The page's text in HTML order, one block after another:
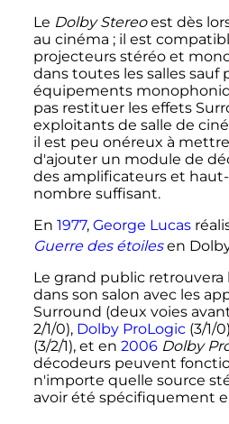
Le Dolby Stereoest dès
au cinéma ; il est
projecteurs stéréo et
dans toutes les salles sauf
équipements
pas restituer les effets
exploitants de salle de
il est peu onéreux à
d'ajouter un module de
des amplificateurs et
nombre suffisant.
En 1977, George Lucas
Guerre des étoilesen
Le grand public retrouvera
dans son salon avec les
Surround (deux voies
2/1/0), Dolby ProLogic(3/1/
(3/2/1), et en 2006 Dolby
décodeurs peuvent
n'importe quelle source
avoir été spécifiquement